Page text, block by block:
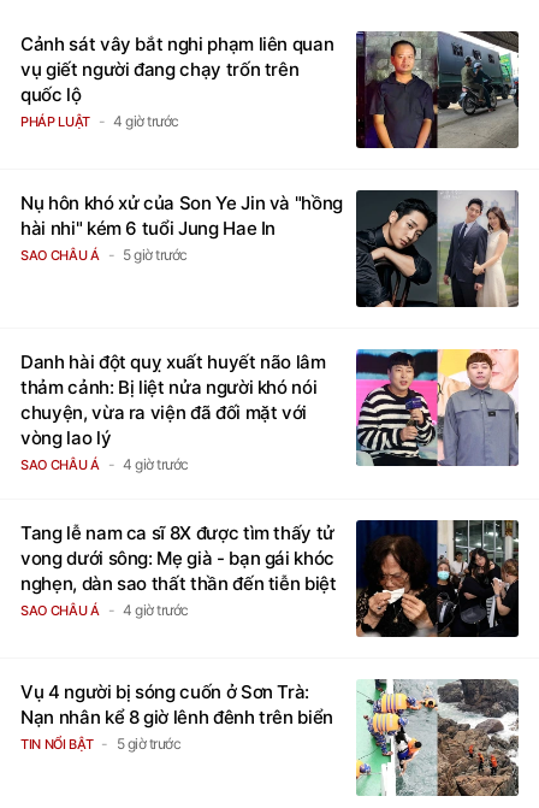
Cảnh sát vây bắt nghi phạm liên quan
vụ giết người đang chạy trốn trên
quốc lộ
PHÁP LUẬT 4 giờ trước
Nụ hôn khó xử của Son Ye Jin và "hồng
hài nhi" kém 6 tuổi Jung Hae In
SAO CHÂU Á 5 giờ trước
Danh hài đột quỵ xuất huyết não lâm
thảm cảnh: Bị liệt nửa người khó nói
chuyện, vừa ra viện đã đối mặt với
vòng lao lý
SAO CHÂU Á 4 giờ trước
Tang lễ nam ca sĩ 8X được tìm thấy tử
vong dưới sông: Mẹ già - bạn gái khóc
nghẹn, dàn sao thất thần đến tiễn biệt
SAO CHÂU Á 4 giờ trước
Vụ 4 người bị sóng cuốn ở Sơn Trà:
Nạn nhân kể 8 giờ lênh đênh trên biển
TIN NỔI BẬT 5 giờ trước